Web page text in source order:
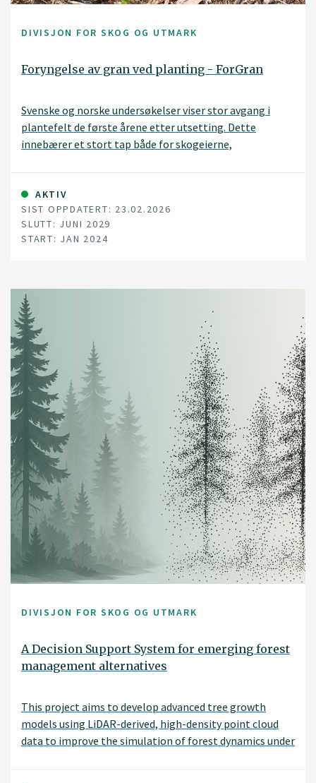
DIVISJON FOR SKOG OG UTMARK
Foryngelse av gran ved planting - ForGran
Svenske og norske undersøkelser viser stor avgang i
plantefelt de første årene etter utsetting. Dette
innebærer et stort tap både for skogeierne,
prosjektet er å avdekke årsaker til den store avgangen i
plantefelt for gran og bruke denne kunnskapen til å gi
veiledning om avbøtende tiltak.
AKTIV
SIST OPPDATERT: 23.02.2026
SLUTT: JUNI 2029
START: JAN 2024
DIVISJON FOR SKOG OG UTMARK
A Decision Support System for emerging forest
management alternatives
This project aims to develop advanced tree growth
models using LiDAR-derived, high-density point cloud
data to improve the simulation of forest dynamics under
tree-level growth in structurally complex and